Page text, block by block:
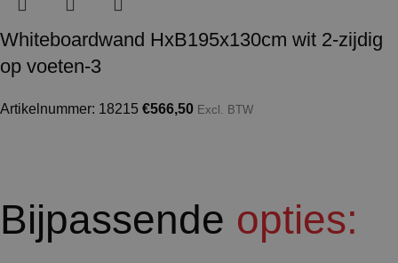
Whiteboardwand HxB195x130cm wit 2-zijdig
op voeten-3
Artikelnummer: 18215 €566,50 Excl. BTW
Bijpassende opties: